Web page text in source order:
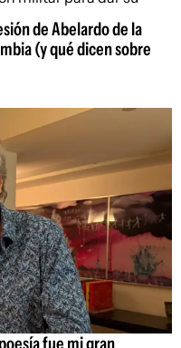
de Abelardo de la
(y qué dicen sobre
fue mi gran